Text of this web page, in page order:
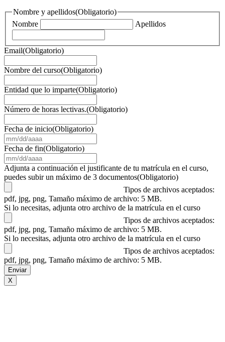
Nombre y apellidos(Obligatorio)
Nombre
Apellidos
Email(Obligatorio)
Nombre del curso(Obligatorio)
Entidad que lo imparte(Obligatorio)
Número de horas lectivas.(Obligatorio)
Fecha de inicio(Obligatorio)
barra
DD
barra
AAAA
Fecha de fin(Obligatorio)
barra
DD
Adjunta a continuación el justificante de tu matrícula en el curso,
puedes subir un máximo de 3 documentos(Obligatorio)
Tipos de archivos aceptados:
pdf, jpg, png, Tamaño máximo de archivo: 5 MB.
Si lo necesitas, adjunta otro archivo de la matrícula en el curso
Tipos de archivos aceptados:
pdf, jpg, png, Tamaño máximo de archivo: 5 MB.
Si lo necesitas, adjunta otro archivo de la matrícula en el curso
Tipos de archivos aceptados:
pdf, jpg, png, Tamaño máximo de archivo: 5 MB.
X